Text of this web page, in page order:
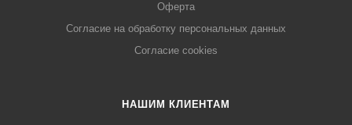
Оферта
Согласие на обработку персональных данных
Согласие cookies
НАШИМ КЛИЕНТАМ